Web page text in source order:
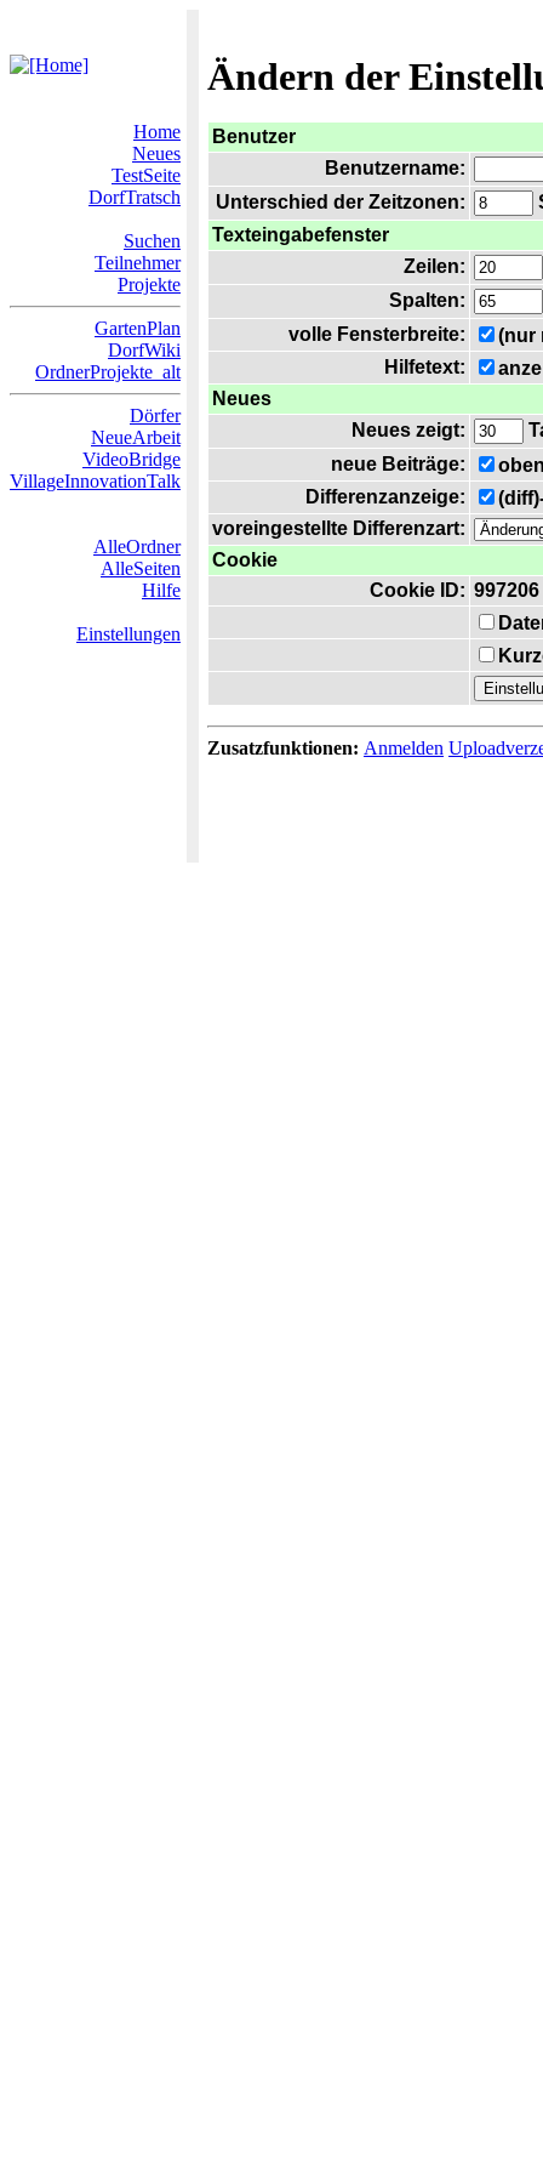
Ändern der
Home
Neues
TestSeite
DorfTratsch
Suchen
Teilnehmer
Projekte
GartenPlan
DorfWiki
OrdnerProjekte_alt
Dörfer
NeueArbeit
VideoBridge
VillageInnovationTalk
AlleOrdner
AlleSeiten
Hilfe
Einstellungen
Benutzer
Benutzername:
Unterschied der Zeitzonen:
Texteingabefenster
Zeilen:
Spalten:
volle Fensterbreite:
(nur
Hilfetext:
Neues
Neues zeigt:
neue Beiträge:
Differenzanzeige:
voreingestellte Differenzart:
Cookie
Cookie ID: 997206
Zusatzfunktionen: Anmelden